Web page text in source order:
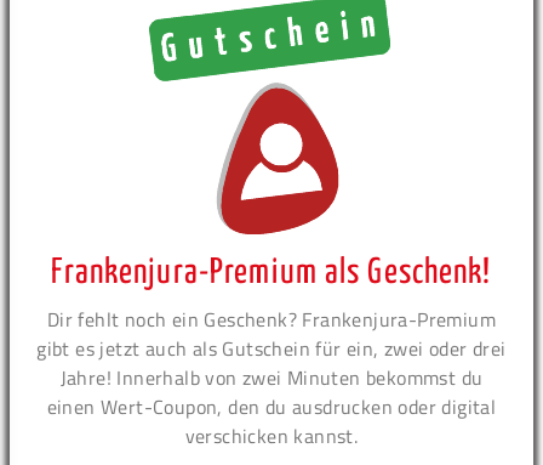
Frankenjura-Premium als Geschenk!
Dir fehlt noch ein Geschenk? Frankenjura-Premium
gibt es jetzt auch als Gutschein für ein, zwei oder drei
Jahre! Innerhalb von zwei Minuten bekommst du
einen Wert-Coupon, den du ausdrucken oder digital
verschicken kannst.